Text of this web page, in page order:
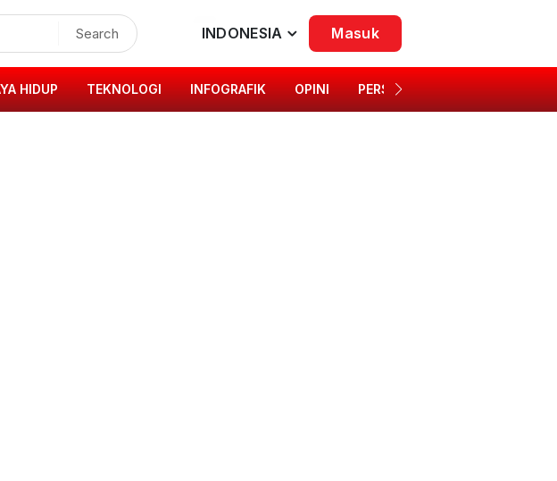
Search INDONESIA Masuk
HIDUP TEKNOLOGI INFOGRAFIK OPINI PERSONA